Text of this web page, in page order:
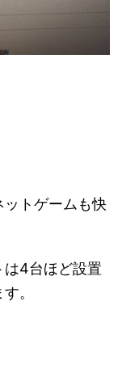
トゲームも快
は4台ほど設置
。